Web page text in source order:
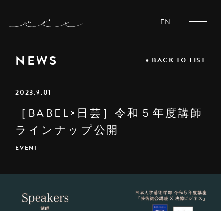
EN
NEWS ● BACK TO LIST
2023.9.01
［BABEL×日芸］令和５年度講師
ラインナップ公開
EVENT